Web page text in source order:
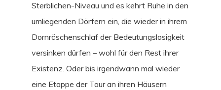
Sterblichen-Niveau und es kehrt Ruhe in den
umliegenden Dörfern ein, die wieder in ihrem
Dornröschenschlaf der Bedeutungslosigkeit
versinken dürfen – wohl für den Rest ihrer
Existenz. Oder bis irgendwann mal wieder
eine Etappe der Tour an ihren Häusern